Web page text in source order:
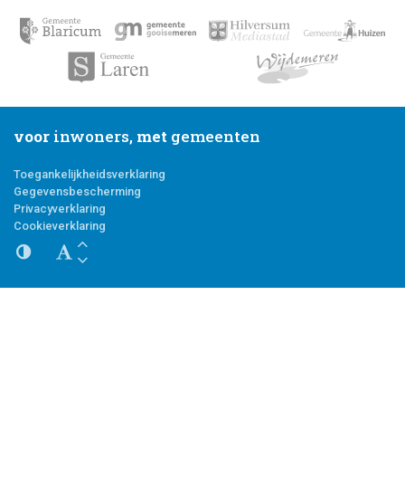
voor inwoners, met gemeenten
Toegankelijkheidsverklaring
Gegevensbescherming
Privacyverklaring
Cookieverklaring